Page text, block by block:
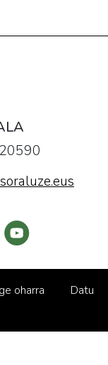
oharra
Datu